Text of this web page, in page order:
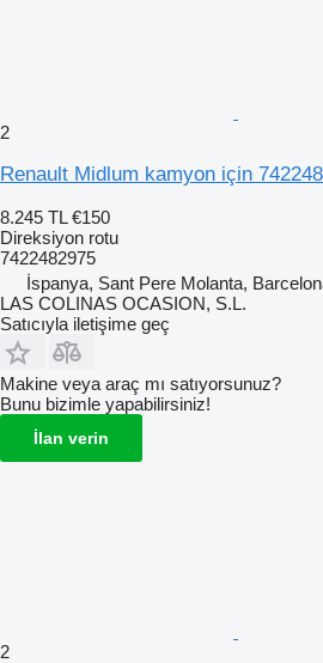
2
Renault Midlum kamyon için
8.245 TL €150
Direksiyon rotu
7422482975
İspanya, Sant Pere Molanta,
LAS COLINAS OCASION, S.L.
Satıcıyla iletişime geç
Makine veya araç mı satıyorsunuz?
Bunu bizimle yapabilirsiniz!
İlan verin
2